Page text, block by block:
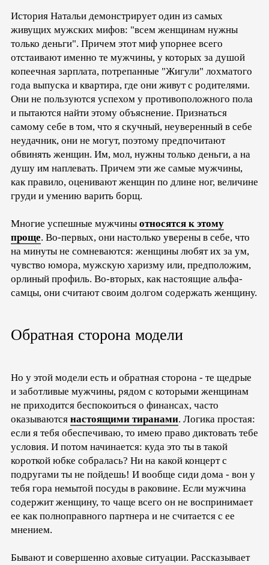
История Натальи демонстрирует один из самых
живущих мужских мифов: "всем женщинам нужны
только деньги". Причем этот миф упорнее всего
отстаивают именно те мужчины, у которых за душой
копеечная зарплата, потрепанные "Жигули" лохматого
года выпуска и квартира, где они живут с родителями.
Они не пользуются успехом у противоположного пола
и пытаются найти этому объяснение. Признаться
самому себе в том, что я скучный, неуверенный в себе
неудачник, они не могут, поэтому предпочитают
обвинять женщин. Им, мол, нужны только деньги, а на
душу им наплевать. Причем эти же самые мужчины,
как правило, оценивают женщин по длине ног, величине
груди и умению варить борщ.
Многие успешные мужчины относятся к этому
проще. Во-первых, они настолько уверены в себе, что
на минуты не сомневаются: женщины любят их за ум,
чувство юмора, мужскую харизму или, предположим,
орлиный профиль. Во-вторых, как настоящие альфа-
самцы, они считают своим долгом содержать женщину.
Обратная сторона модели
Но у этой модели есть и обратная сторона - те щедрые
и заботливые мужчины, рядом с которыми женщинам
не приходится беспокоиться о финансах, часто
оказываются настоящими тиранами. Логика простая:
если я тебя обеспечиваю, то имею право диктовать тебе
условия. И потом начинается: куда это ты в такой
короткой юбке собралась? Ни на какой концерт с
подругами ты не пойдешь! И вообще сиди дома - вон у
тебя гора немытой посуды в раковине. Если мужчина
содержит женщину, то чаще всего он не воспринимает
ее как полноправного партнера и не считается с ее
мнением.
Бывают и совершенно аховые ситуации. Рассказывает